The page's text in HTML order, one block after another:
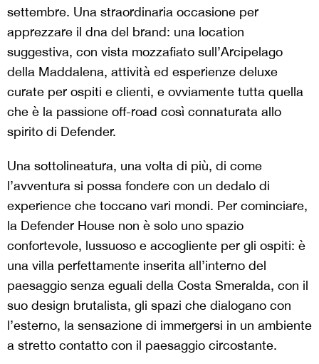
settembre. Una straordinaria occasione per
apprezzare il dna del brand: una location
suggestiva, con vista mozzafiato sull’Arcipelago
della Maddalena, attività ed esperienze deluxe
curate per ospiti e clienti, e ovviamente tutta quella
che è la passione off-road così connaturata allo
spirito di Defender.
Una sottolineatura, una volta di più, di come
l’avventura si possa fondere con un dedalo di
experience che toccano vari mondi. Per cominciare,
la Defender House non è solo uno spazio
confortevole, lussuoso e accogliente per gli ospiti: è
una villa perfettamente inserita all’interno del
paesaggio senza eguali della Costa Smeralda, con il
suo design brutalista, gli spazi che dialogano con
l’esterno, la sensazione di immergersi in un ambiente
a stretto contatto con il paesaggio circostante.